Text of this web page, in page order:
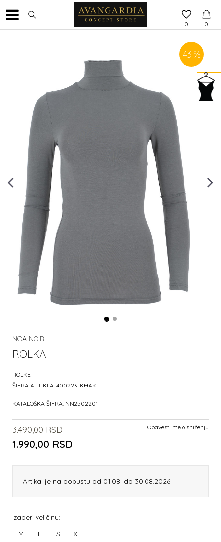
0
0
43 %
NOA NOIR
ROLKA
ROLKE
ŠIFRA ARTIKLA: 400223-KHAKI
KATALOŠKA ŠIFRA: NN2502201
3.490,00 RSD
1.990,00 RSD
Obavesti me o sniženju
Artikal je na popustu od 01.08. do 30.08.2026.
Izaberi veličinu:
M
L
S
XL